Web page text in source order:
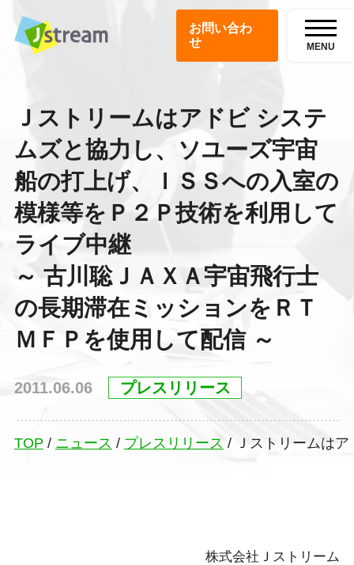
お問い合わ
せ
MENU
Ｊストリームはアドビ システ
ムズと協力し、ソユーズ宇宙
船の打上げ、ＩＳＳへの入室の
模様等をＰ２Ｐ技術を利用して
ライブ中継
～ 古川聡ＪＡＸＡ宇宙飛行士
の長期滞在ミッションをＲＴ
ＭＦＰを使用して配信 ～
2011.06.06 プレスリリース
TOP / ニュース / プレスリリース / Ｊストリームは
株式会社Ｊストリーム